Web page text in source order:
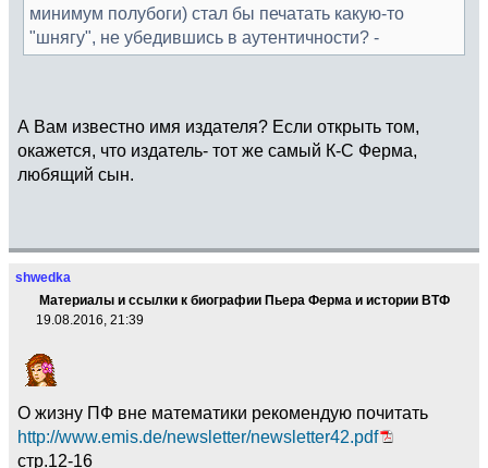
минимум полубоги) стал бы печатать какую-то
"шнягу", не убедившись в аутентичности? -
А Вам известно имя издателя? Если открыть том,
окажется, что издатель- тот же самый К-С Ферма,
любящий сын.
shwedka
Материалы и ссылки к биографии Пьера Ферма и истории ВТФ
19.08.2016, 21:39
О жизну ПФ вне математики рекомендую почитать
http://www.emis.de/newsletter/newsletter42.pdf
стр.12-16